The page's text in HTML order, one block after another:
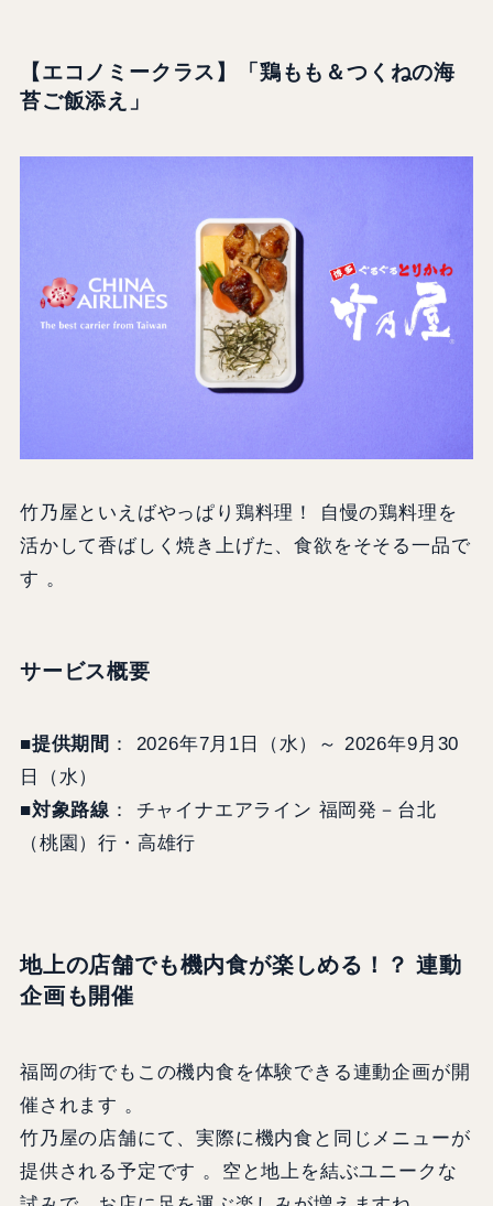
【エコノミークラス】「鶏もも＆つくねの海
苔ご飯添え」
竹乃屋といえばやっぱり鶏料理！ 自慢の鶏料理を
活かして香ばしく焼き上げた、食欲をそそる一品で
す 。
サービス概要
■提供期間 ： 2026年7月1日（水）～ 2026年9月30
日（水）
■対象路線 ： チャイナエアライン 福岡発－台北
（桃園）行・高雄行
地上の店舗でも機内食が楽しめる！？ 連動
企画も開催
福岡の街でもこの機内食を体験できる連動企画が開
催されます 。
竹乃屋の店舗にて、実際に機内食と同じメニューが
提供される予定です 。空と地上を結ぶユニークな